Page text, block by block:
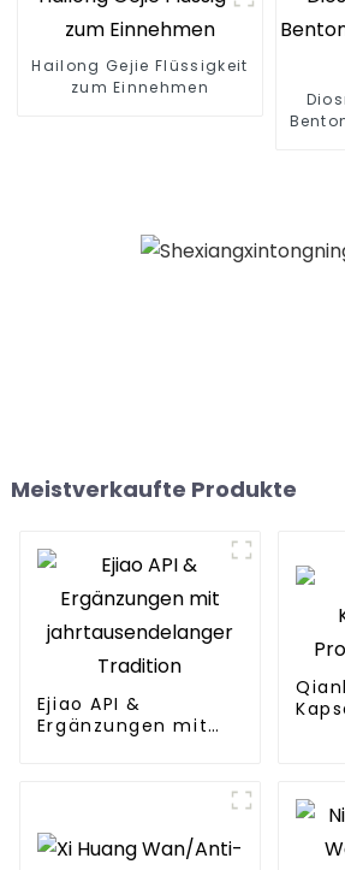
Hailong Gejie Flüssigkeit
zum Einnehmen
Meistverkaufte Produkte
Ejiao API &
Ergänzungen mit